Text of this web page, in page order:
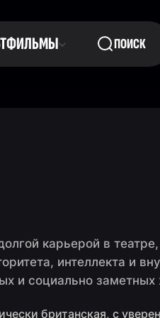
ПОИСК
карьерой в
интеллекта и
и социально
британская, с